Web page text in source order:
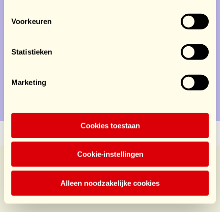
Voorkeuren
Statistieken
Marketing
Cookies toestaan
Cookie-instellingen
Alleen noodzakelijke cookies
Doe mee